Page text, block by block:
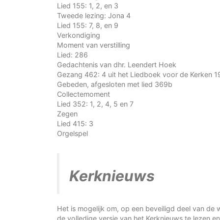
Lied 155: 1, 2, en 3
Tweede lezing: Jona 4
Lied 155: 7, 8, en 9
Verkondiging
Moment van verstilling
Lied: 286
Gedachtenis van dhr. Leendert Hoek
Gezang 462: 4 uit het Liedboek voor de Kerken
Gebeden, afgesloten met lied 369b
Collectemoment
Lied 352: 1, 2, 4, 5 en 7
Zegen
Lied 415: 3
Orgelspel
Kerknieuws
Het is mogelijk om, op een beveiligd deel van de
de volledige versie van het Kerknieuws te lezen